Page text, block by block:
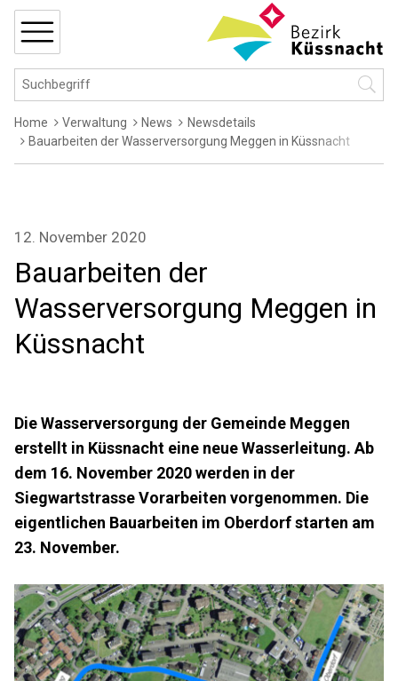
Navigieren in Küssnacht
Schnellnavigation
Hauptnavigation
Suchbegriff
Breadcrumb
Home Verwaltung News
Newsdetails
Bauarbeiten der Wasserversorgung Meggen in Küssnacht
Bauarbeiten der
Wasserversorgung Meggen in
Küssnacht
12. November 2020
Die Wasserversorgung der Gemeinde Meggen
erstellt in Küssnacht eine neue Wasserleitung. Ab
dem 16. November 2020 werden in der
Siegwartstrasse Vorarbeiten vorgenommen. Die
eigentlichen Bauarbeiten im Oberdorf starten am
23. November.